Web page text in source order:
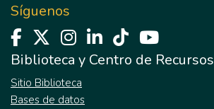
Síguenos
Biblioteca y Centro de Recursos
Sitio Biblioteca
Bases de datos